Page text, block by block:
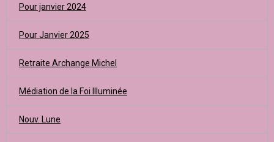
Pour janvier 2024
Pour Janvier 2025
Retraite Archange Michel
Médiation de la Foi Illuminée
Nouv. Lune